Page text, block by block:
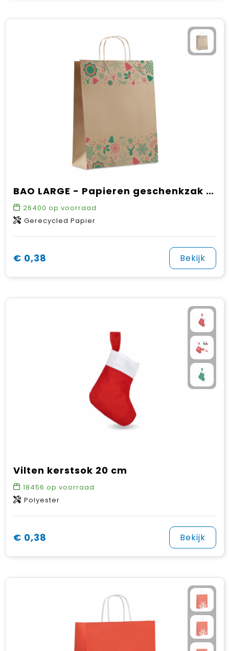
BAO LARGE - Papieren geschenkzak groot
26400 op voorraad
Gerecycled Papier
€ 0,38 Bekijk
Vilten kerstsok 20 cm
18456 op voorraad
Polyester
€ 0,38 Bekijk